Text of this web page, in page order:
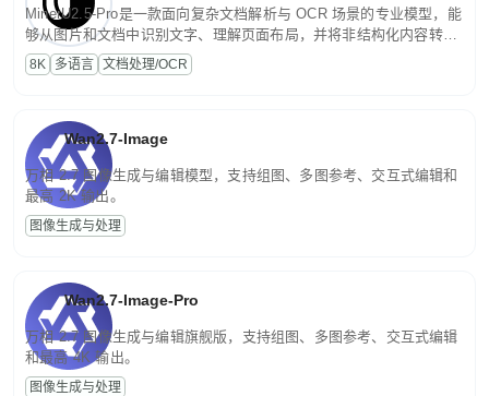
MinerU2.5-Pro是一款面向复杂文档解析与 OCR 场景的专业模型，能
够从图片和文档中识别文字、理解页面布局，并将非结构化内容转换
为便于存储、检索和二次处理的结构化结果。
8K 多语言 文档处理/OCR
Wan2.7-Image
万相 2.7 图像生成与编辑模型，支持组图、多图参考、交互式编辑和
最高 2K 输出。
图像生成与处理
Wan2.7-Image-Pro
万相 2.7 图像生成与编辑旗舰版，支持组图、多图参考、交互式编辑
和最高 4K 输出。
图像生成与处理